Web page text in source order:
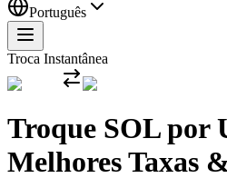
Português
Troca Instantânea
Troque SOL por
Melhores Taxas